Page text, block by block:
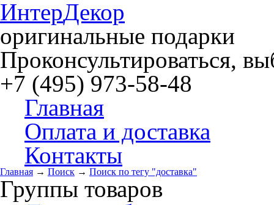
ИнтерДекор
оригинальные подарки
Проконсультироваться,
+7 (495) 973-58-48
Главная
Оплата и доставка
Контакты
Главная → Поиск → Поиск по тегу "доставка"
Группы товаров